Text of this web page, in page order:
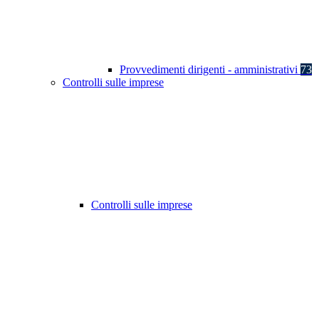
Provvedimenti dirigenti - amministrativi 73
Controlli sulle imprese
Controlli sulle imprese